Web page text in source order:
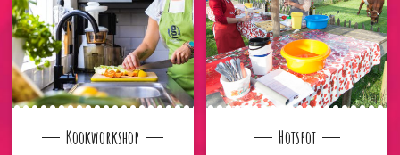
Kookworkshop Hotspot